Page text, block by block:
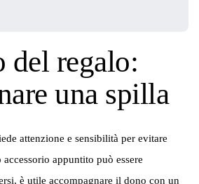
del regalo:
una spilla
attenzione e sensibilità per evitare
appuntito può essere
è utile accompagnare il dono con un